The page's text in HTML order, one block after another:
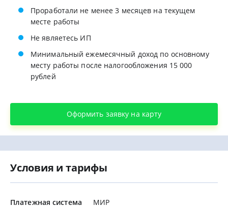
Проработали не менее 3 месяцев на текущем
месте работы
Не являетесь ИП
Минимальный ежемесячный доход по основному
месту работы после налогообложения 15 000
рублей
Оформить заявку на карту
Условия и тарифы
Платежная система МИР